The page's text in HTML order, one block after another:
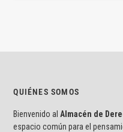
QUIÉNES SOMOS
Bienvenido al Almacén de
espacio común para el